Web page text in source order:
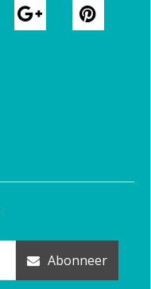
Abonneer